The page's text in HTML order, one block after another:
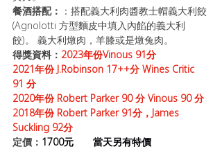
餐酒搭配： ：搭配義大利肉醬教士帽義大利餃
(Agnolotti 方型麵皮中填入內餡的義大利
餃)。 義大利燉肉，羊膝或是燉兔肉。
得獎資料： 2023年份Vinous 91分
2021年份 J.Robinson 17++分 Wines Critic
91 分
2020年份 Robert Parker 90 分 Vinous 90 分
2018年份 Robert Parker 91分，James
Suckling 92分
定價： 1700元       當天另有特價